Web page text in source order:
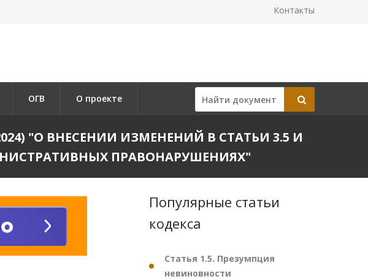
Контакты
ОГВ О проекте
"О ВНЕСЕНИИ ИЗМЕНЕНИЙ В СТАТЬИ 3.5 И
ПРАВОНАРУШЕНИЯХ"
Популярные статьи
кодекса
Статья 1.5. Презумпция
невиновности